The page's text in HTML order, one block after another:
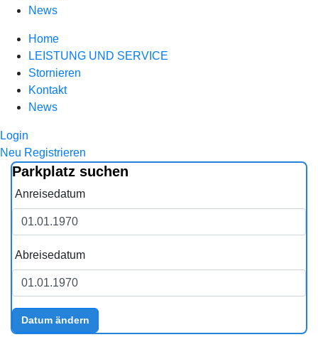
News
Home
LEISTUNG UND SERVICE
Stornieren
Kontakt
News
Login
Neu Registrieren
Parkplatz suchen
Anreisedatum
Abreisedatum
Datum ändern